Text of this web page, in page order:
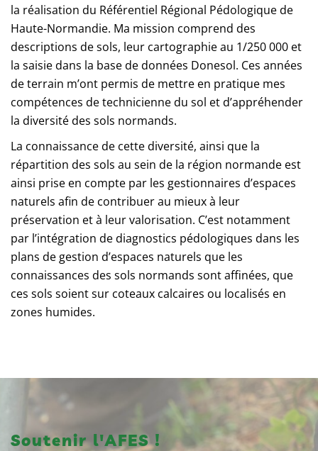
la réalisation du Référentiel Régional Pédologique de
Haute-Normandie. Ma mission comprend des
descriptions de sols, leur cartographie au 1/250 000 et
la saisie dans la base de données Donesol. Ces années
de terrain m’ont permis de mettre en pratique mes
compétences de technicienne du sol et d’appréhender
la diversité des sols normands.
La connaissance de cette diversité, ainsi que la
répartition des sols au sein de la région normande est
ainsi prise en compte par les gestionnaires d’espaces
naturels afin de contribuer au mieux à leur
préservation et à leur valorisation. C’est notamment
par l’intégration de diagnostics pédologiques dans les
plans de gestion d’espaces naturels que les
connaissances des sols normands sont affinées, que
ces sols soient sur coteaux calcaires ou localisés en
zones humides.
Soutenir l'AFES !